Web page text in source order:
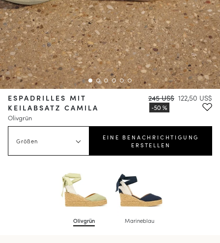
ESPADRILLES MIT
KEILABSATZ CAMILA
Olivgrün
245 US$ 122,50 US$
Größen
EINE BENACHRICHTIGUNG
ERSTELLEN
Olivgrün Marineblau